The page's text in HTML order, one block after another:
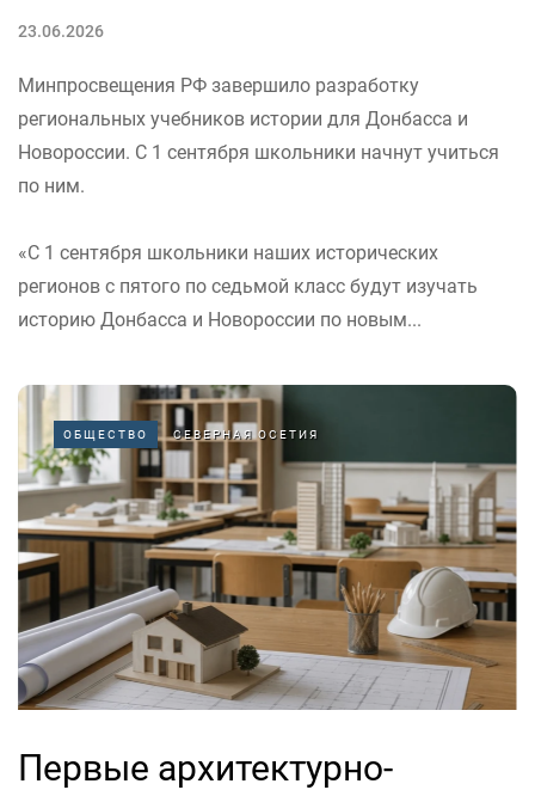
23.06.2026
Минпросвещения РФ завершило разработку
региональных учебников истории для Донбасса и
Новороссии. С 1 сентября школьники начнут учиться
по ним.
«С 1 сентября школьники наших исторических
регионов с пятого по седьмой класс будут изучать
историю Донбасса и Новороссии по новым...
ОБЩЕСТВО СЕВЕРНАЯ ОСЕТИЯ
Первые архитектурно-